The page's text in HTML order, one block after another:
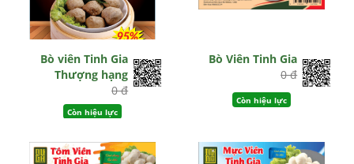
Bò viên Tinh Gia
Thượng hạng
0 đ
Còn hiệu lực
Bò Viên Tinh Gia
0 đ
Còn hiệu lực